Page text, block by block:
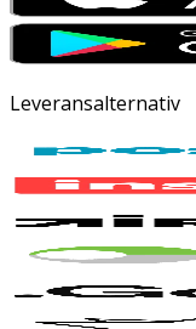
Leveransalternativ